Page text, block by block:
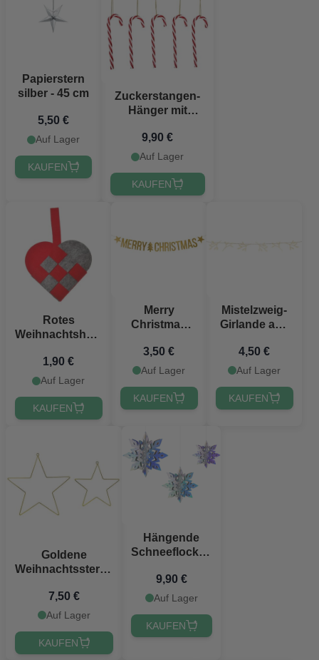
Papierstern
silber - 45 cm
5,50 €
Auf Lager
KAUFEN
Zuckerstangen-
Hänger mit
für den
Weihnachtsbaum
Apotek
9,90 €
Auf Lager
KAUFEN
Rotes
Weihnachtsherz
17x10 cm aus
der alten
1,90 €
Auf Lager
KAUFEN
Merry
Christmas
Meter
3,50 €
Auf Lager
KAUFEN
Mistelzweig-
Girlande aus
4,50 €
Auf Lager
KAUFEN
Goldene
Weihnachtssterne
7,50 €
Auf Lager
KAUFEN
Hängende
Schneeflocken
9,90 €
Auf Lager
KAUFEN